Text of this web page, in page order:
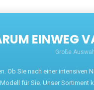
EINWEG
Große
Ob Sie nach einer
für Sie. Unser Sortiment